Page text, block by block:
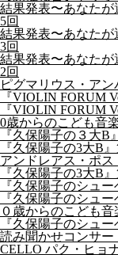
結果発表〜あなた
5回
結果発表〜あなた
3回
結果発表〜あなた
2回
ピグマリウス・ア
『VIOLIN FORUM
『VIOLIN FORUM
0歳からのこども音
『久保陽子の３大B
『久保陽子の3大B
アンドレアス・ポス
『久保陽子の3大B
『久保陽子のシュ
『久保陽子のシュ
０歳からのこども音
『久保陽子のシュ
読み聞かせコンサー
CELLO パク・ヒョ